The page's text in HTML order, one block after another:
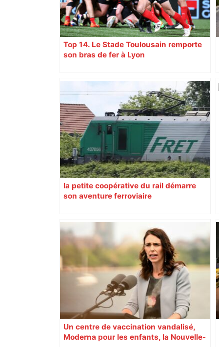
Top 14. Le Stade Toulousain remporte
son bras de fer à Lyon
la petite coopérative du rail démarre
son aventure ferroviaire
Un centre de vaccination vandalisé,
Moderna pour les enfants, la Nouvelle-